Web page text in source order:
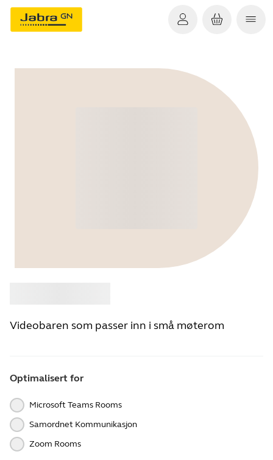
Videobaren som passer inn i små møterom
Optimalisert for
Microsoft Teams Rooms
Samordnet Kommunikasjon
Zoom Rooms